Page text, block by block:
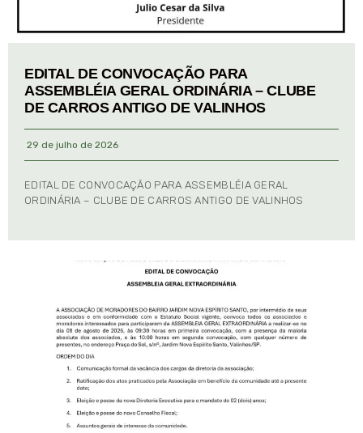
EDITAL DE CONVOCAÇÃO PARA
ASSEMBLÉIA GERAL ORDINÁRIA – CLUBE
DE CARROS ANTIGO DE VALINHOS
29 de julho de 2026
EDITAL DE CONVOCAÇÃO PARA ASSEMBLÉIA GERAL
ORDINÁRIA – CLUBE DE CARROS ANTIGO DE VALINHOS